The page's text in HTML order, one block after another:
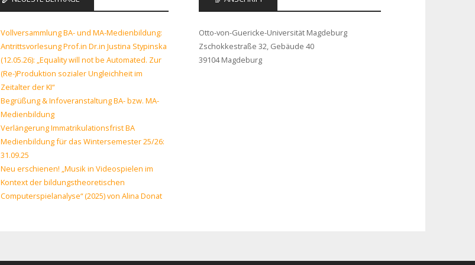
Vollversammlung BA- und MA-Medienbildung:
Antrittsvorlesung Prof.in Dr.in Justina Stypinska
(12.05.26): „Equality will not be Automated. Zur
(Re-)Produktion sozialer Ungleichheit im
Zeitalter der KI“
Begrüßung & Infoveranstaltung BA- bzw. MA-
Medienbildung
Verlängerung Immatrikulationsfrist BA
Medienbildung für das Wintersemester 25/26:
31.09.25
Neu erschienen! „Musik in Videospielen im
Kontext der bildungstheoretischen
Computerspielanalyse“ (2025) von Alina Donat
Otto-von-Guericke-Universität Magdeburg
Zschokkestraße 32, Gebäude 40
39104 Magdeburg